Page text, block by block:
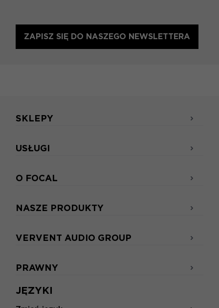
ZAPISZ SIĘ DO NASZEGO NEWSLETTERA
JĘZYKI
SKLEPY
USŁUGI
O FOCAL
NASZE PRODUKTY
VERVENT AUDIO GROUP
PRAWNY